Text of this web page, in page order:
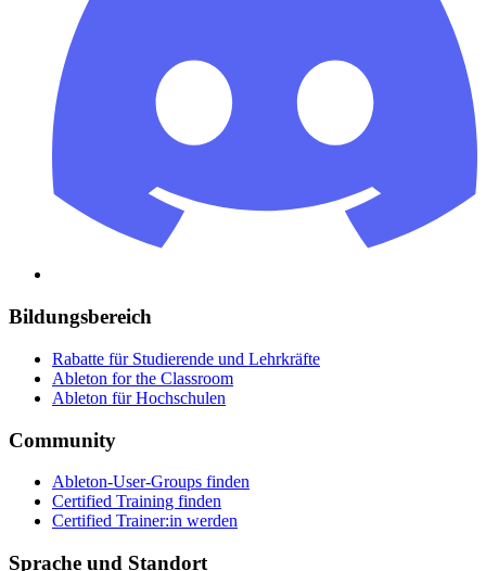
Bildungsbereich
Rabatte für Studierende und Lehrkräfte
Ableton for the Classroom
Ableton für Hochschulen
Community
Ableton-User-Groups finden
Certified Training finden
Certified Trainer:in werden
Sprache und Standort